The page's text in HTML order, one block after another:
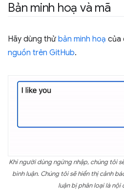
Bản minh hoạ và mã
Hãy dùng thử bản minh hoạ của
nguồn trên GitHub.
Khi người dùng ngừng nhập, chúng tôi
bình luận. Chúng tôi sẽ hiển thị cảnh
luận bị phân loại là nội